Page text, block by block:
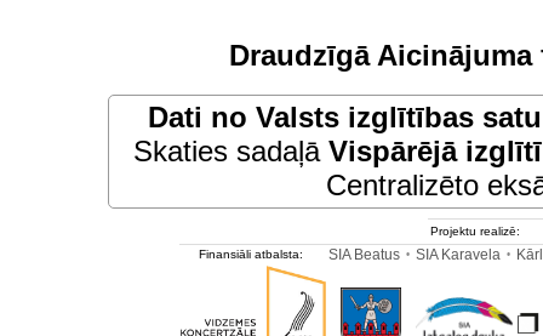
Draudzīgā
Dati no Valsts izglītības
Skaties sadaļā Vispārējā
Centralizēto
Projektu realizē:
Finansiāli atbalsta:
SIA Beatus • SIA Karavela •